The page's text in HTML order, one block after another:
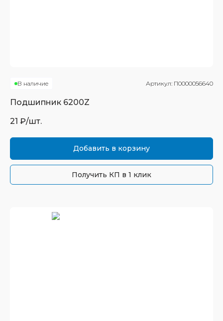
В наличие Артикул: П0000056640
Подшипник 6200Z
21 ₽/шт.
Добавить в корзину
Получить КП в 1 клик